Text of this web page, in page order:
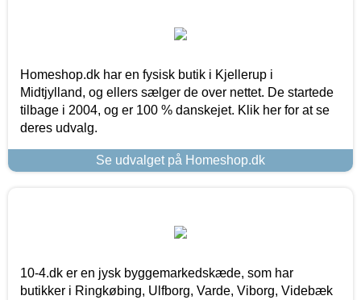
Homeshop.dk har en fysisk butik i Kjellerup i
Midtjylland, og ellers sælger de over nettet. De startede
tilbage i 2004, og er 100 % danskejet. Klik her for at se
deres udvalg.
Se udvalget på Homeshop.dk
10-4.dk er en jysk byggemarkedskæde, som har
butikker i Ringkøbing, Ulfborg, Varde, Viborg, Videbæk